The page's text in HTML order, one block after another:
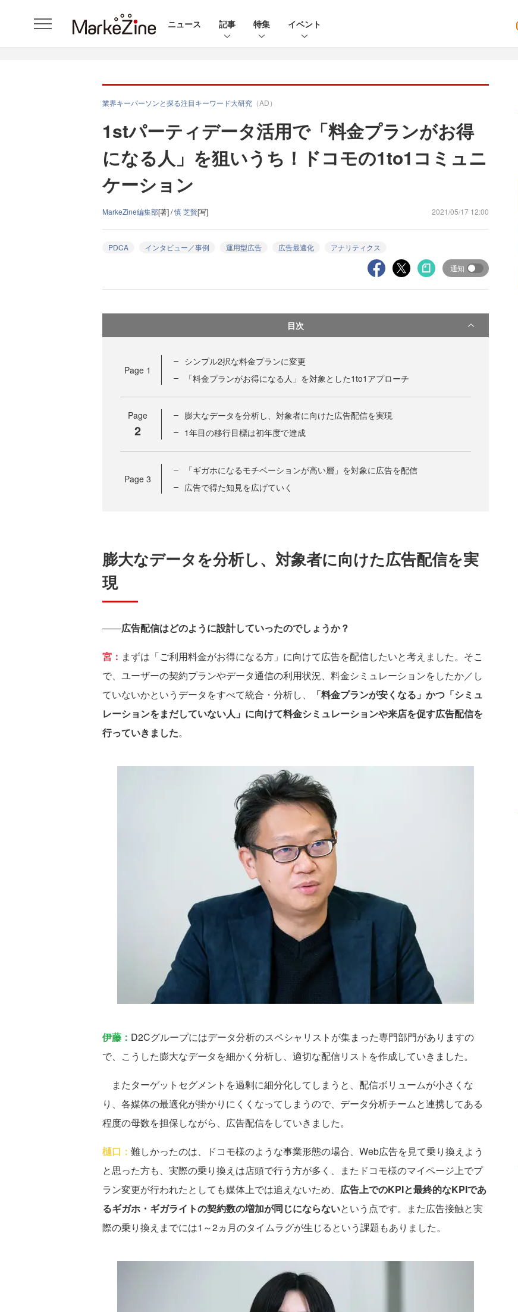
ニュース 記事 特集 イベント
業界キーパーソンと探る注目キーワード大研究 （AD）
1stパーティデータ活用で「料金プランがお得
になる人」を狙いうち！ドコモの1to1コミュニ
ケーション
MarkeZine編集部[著] /慎 芝賢[写] 2021/05/17 12:00
PDCA インタビュー／事例 運用型広告 広告最適化 アナリティクス
通知
目次
Page 1
シンプル2択な料金プランに変更
「料金プランがお得になる人」を対象とした1to1アプローチ
Page
2
膨大なデータを分析し、対象者に向けた広告配信を実現
1年目の移行目標は初年度で達成
Page 3
「ギガホになるモチベーションが高い層」を対象に広告を配信
広告で得た知見を広げていく
膨大なデータを分析し、対象者に向けた広告配信を実
現
――広告配信はどのように設計していったのでしょうか？
宮： まずは「ご利用料金がお得になる方」に向けて広告を配信したいと考えました。そこ
で、ユーザーの契約プランやデータ通信の利用状況、料金シミュレーションをしたか／し
ていないかというデータをすべて統合・分析し、
「料金プランが安くなる」かつ「シミュ
レーションをまだしていない人」に向けて料金シミュレーションや来店を促す広告配信を
行っていきました。
伊藤： D2Cグループにはデータ分析のスペシャリストが集まった専門部門がありますの
で、こうした膨大なデータを細かく分析し、適切な配信リストを作成していきました。
またターゲットセグメントを過剰に細分化してしまうと、配信ボリュームが小さくな
り、各媒体の最適化が掛かりにくくなってしまうので、データ分析チームと連携してある
程度の母数を担保しながら、広告配信をしていきました。
樋口： 難しかったのは、ドコモ様のような事業形態の場合、Web広告を見て乗り換えよう
と思った方も、実際の乗り換えは店頭で行う方が多く、またドコモ様のマイページ上でプ
ラン変更が行われたとしても媒体上では追えないため、 広告上でのKPIと最終的なKPIであ
るギガホ・ギガライトの契約数の増加が同じにならないという点です。また広告接触と実
際の乗り換えまでには1～2ヵ月のタイムラグが生じるという課題もありました。